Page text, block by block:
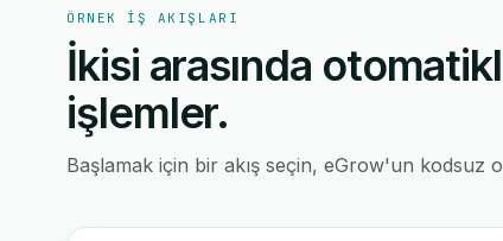
ÖRNEK IŞ AKIŞLARI
İkisi arasında
işlemler.
Başlamak için bir akış seçin, eGrow'un kodsuz